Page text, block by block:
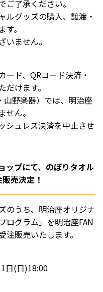
了承ください。
ルグッズの購入、譲渡・
。
いません。
ド、QRコード決済・
けます。
山野楽器）では、明治座
ん。
シュレス決済を中止させ
ップにて、のぼりタオル
売決定！
のうち、明治座オリジナ
ログラム」を明治座FAN
販売いたします。
日(日)18:00